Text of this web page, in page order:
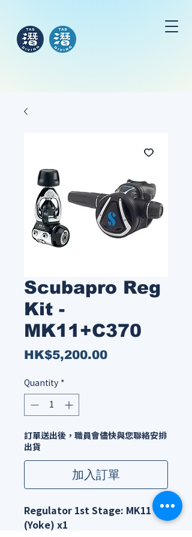
Scubapro Reg
Kit -
MK11+C370
HK$5,200.00Price
Quantity *
訂單送出後，職員會儘快與您聯絡安排
出貨
加入訂單
Regulator 1st Stage: MK11
(Yoke) x1